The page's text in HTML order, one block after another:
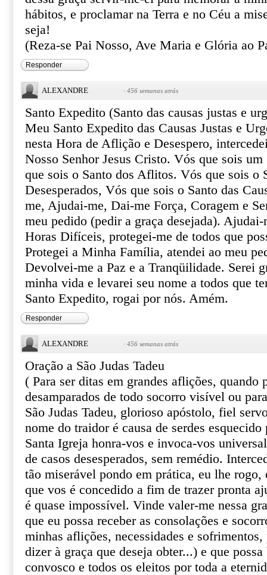
hábitos, e proclamar na Terra e no Céu a
seja!
(Reza-se Pai Nosso, Ave Maria e Glória ao
Responder
ALEXANDRE · 456 semanas atrás
Santo Expedito (Santo das causas justas e
Meu Santo Expedito das Causas Justas e
nesta Hora de Aflição e Desespero,
Nosso Senhor Jesus Cristo. Vós que sois
que sois o Santo dos Aflitos. Vós que sois o
Desesperados, Vós que sois o Santo das
me, Ajudai-me, Dai-me Força, Coragem e
meu pedido (pedir a graça desejada). Ajudai-
Horas Difíceis, protegei-me de todos que
Protegei a Minha Família, atendei ao meu
Devolvei-me a Paz e a Tranqüilidade. Serei
minha vida e levarei seu nome a todos que
Santo Expedito, rogai por nós. Amém.
Responder
ALEXANDRE · 456 semanas atrás
Oração a São Judas Tadeu
( Para ser ditas em grandes aflições, quando
desamparados de todo socorro visível ou
São Judas Tadeu, glorioso apóstolo, fiel
nome do traidor é causa de serdes
Santa Igreja honra-vos e invoca-vos
de casos desesperados, sem remédio.
tão miserável pondo em prática, eu lhe
que vos é concedido a fim de trazer pronta
é quase impossível. Vinde valer-me nessa
que eu possa receber as consolações e
minhas aflições, necessidades e
dizer à graça que deseja obter...) e que
convosco e todos os eleitos por toda a